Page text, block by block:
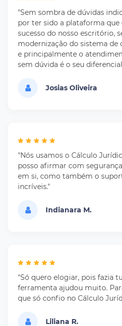
"Sem sombra de dúvidas
por ter sido a plataforma
sucesso do nosso escritório,
modernização do sistema de
e principalmente o
sem dúvida é o seu
Josias Oliveira
"Nós usamos o Cálculo
posso afirmar com
em si, como também o
incríveis."
Indianara M.
"Só quero elogiar, pois fazia
ferramenta ajudou muito.
que só confio no Cálculo
Liliana R.